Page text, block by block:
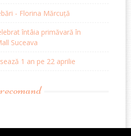
- Florina Mărcuță
întâia primăvară în
Suceava
1 an pe 22 aprilie
recomand